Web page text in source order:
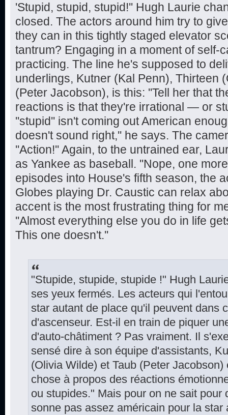
'Stupid, stupid, stupid!'' Hugh Laurie
closed. The actors around him try to
they can in this tightly staged elevator
tantrum? Engaging in a moment of
practicing. The line he's supposed to
underlings, Kutner (Kal Penn), Thirteen
(Peter Jacobson), is this: ''Tell her that
reactions is that they're irrational — or
''stupid'' isn't coming out American
doesn't sound right,'' he says. The
''Action!'' Again, to the untrained ear,
as Yankee as baseball. ''Nope, one
episodes into House's fifth season, the
Globes playing Dr. Caustic can relax
accent is the most frustrating thing for
''Almost everything else you do in life
This one doesn't.''
"Stupide, stupide, stupide !" Hugh
ses yeux fermés. Les acteurs qui
star autant de place qu'il peuvent dans
d'ascenseur. Est-il en train de piquer
d'auto-châtiment ? Pas vraiment. Il
sensé dire à son équipe d'assistants,
(Olivia Wilde) et Taub (Peter
chose à propos des réactions
ou stupides." Mais pour on ne sait pour
sonne pas assez américain pour la